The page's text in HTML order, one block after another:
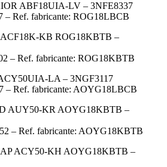
ABF18UIA-LV – 3NFE8337
– Ref. fabricante: ROG18LBCB
KB ROG18KBTB –
– Ref. fabricante: ROG18KBTB
LA – 3NGF3117
– Ref. fabricante: AOYG18LBCB
AUY50-KR AOYG18KBTB –
– Ref. fabricante: AOYG18KBTB
ACY50-KH AOYG18KBTB –